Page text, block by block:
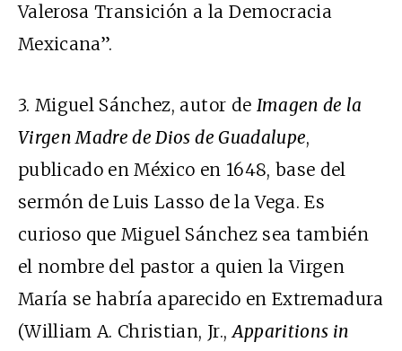
Valerosa Transición a la Democracia
Mexicana”.
3. Miguel Sánchez, autor de Imagen de la
Virgen Madre de Dios de Guadalupe,
publicado en México en 1648, base del
sermón de Luis Lasso de la Vega. Es
curioso que Miguel Sánchez sea también
el nombre del pastor a quien la Virgen
María se habría aparecido en Extremadura
(William A. Christian, Jr.,Apparitions in